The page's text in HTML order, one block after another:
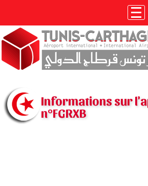
Informations sur
n°FGRXB